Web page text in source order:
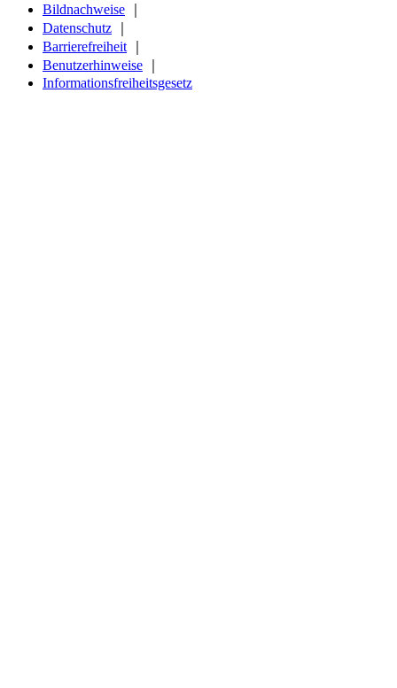
Bildnachweise
Datenschutz
Barrierefreiheit
Benutzerhinweise
Informationsfreiheitsgesetz